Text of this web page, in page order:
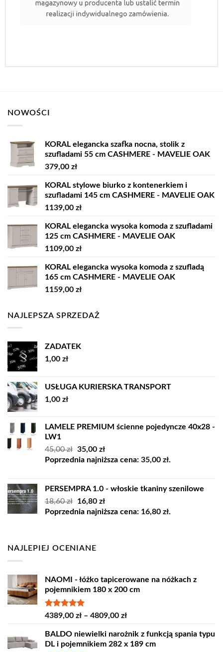
NOWOŚCI
KORAL elegancka szafka nocna, stolik z
szufladami 55 cm CASHMERE - MAVELIE OAK
379,00 zł
KORAL stylowe biurko z kontenerkiem i
szufladami 145 cm CASHMERE - MAVELIE OAK
1139,00 zł
KORAL elegancka wysoka komoda z szufladami
125 cm CASHMERE - MAVELIE OAK
1109,00 zł
KORAL elegancka wysoka komoda z szufladą
165 cm CASHMERE - MAVELIE OAK
1159,00 zł
NAJLEPSZA SPRZEDAŻ
ZADATEK
1,00 zł
USŁUGA KURIERSKA TRANSPORT
1,00 zł
LAMELE PREMIUM ścienne pojedyncze 40x28 -
LW1
45,00zł Pierwotna
cena
35,00 złAktualna
cena
Poprzednia najniższa cena: 35,00 zł.
PERSEMPRA 1.0 - włoskie tkaniny szenilowe
18,60zł
Pierwotna
cena
16,80 złAktualna
cena
Poprzednia najniższa cena: 16,80 zł.
NAJLEPIEJ OCENIANE
NAOMI - łóżko tapicerowane na nóżkach z
pojemnikiem 180 x 200 cm
Oceniono
4389,00 zł – 4809,00 złZakres
od
4389,00 zł
BALDO niewielki narożnik z funkcją spania typu
DL i pojemnikiem 282 x 189 cm